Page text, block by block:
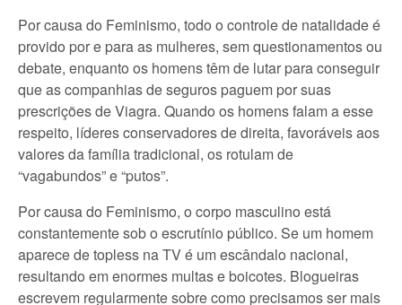
Por causa do Feminismo, todo o controle de natalidade é
provido por e para as mulheres, sem questionamentos ou
debate, enquanto os homens têm de lutar para conseguir
que as companhias de seguros paguem por suas
prescrições de Viagra. Quando os homens falam a esse
respeito, líderes conservadores de direita, favoráveis aos
valores da família tradicional, os rotulam de
“vagabundos” e “putos”.
Por causa do Feminismo, o corpo masculino está
constantemente sob o escrutínio público. Se um homem
aparece de topless na TV é um escândalo nacional,
resultando em enormes multas e boicotes. Blogueiras
escrevem regularmente sobre como precisamos ser mais